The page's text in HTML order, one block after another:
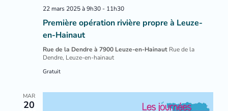
22 mars 2025 à 9h30- 11h30
Première opération rivière propre à Leuze-
en-Hainaut
Rue de la Dendre à 7900 Leuze-en-Hainaut Rue de la
Dendre, Leuze-en-hainaut
Gratuit
MAR
20